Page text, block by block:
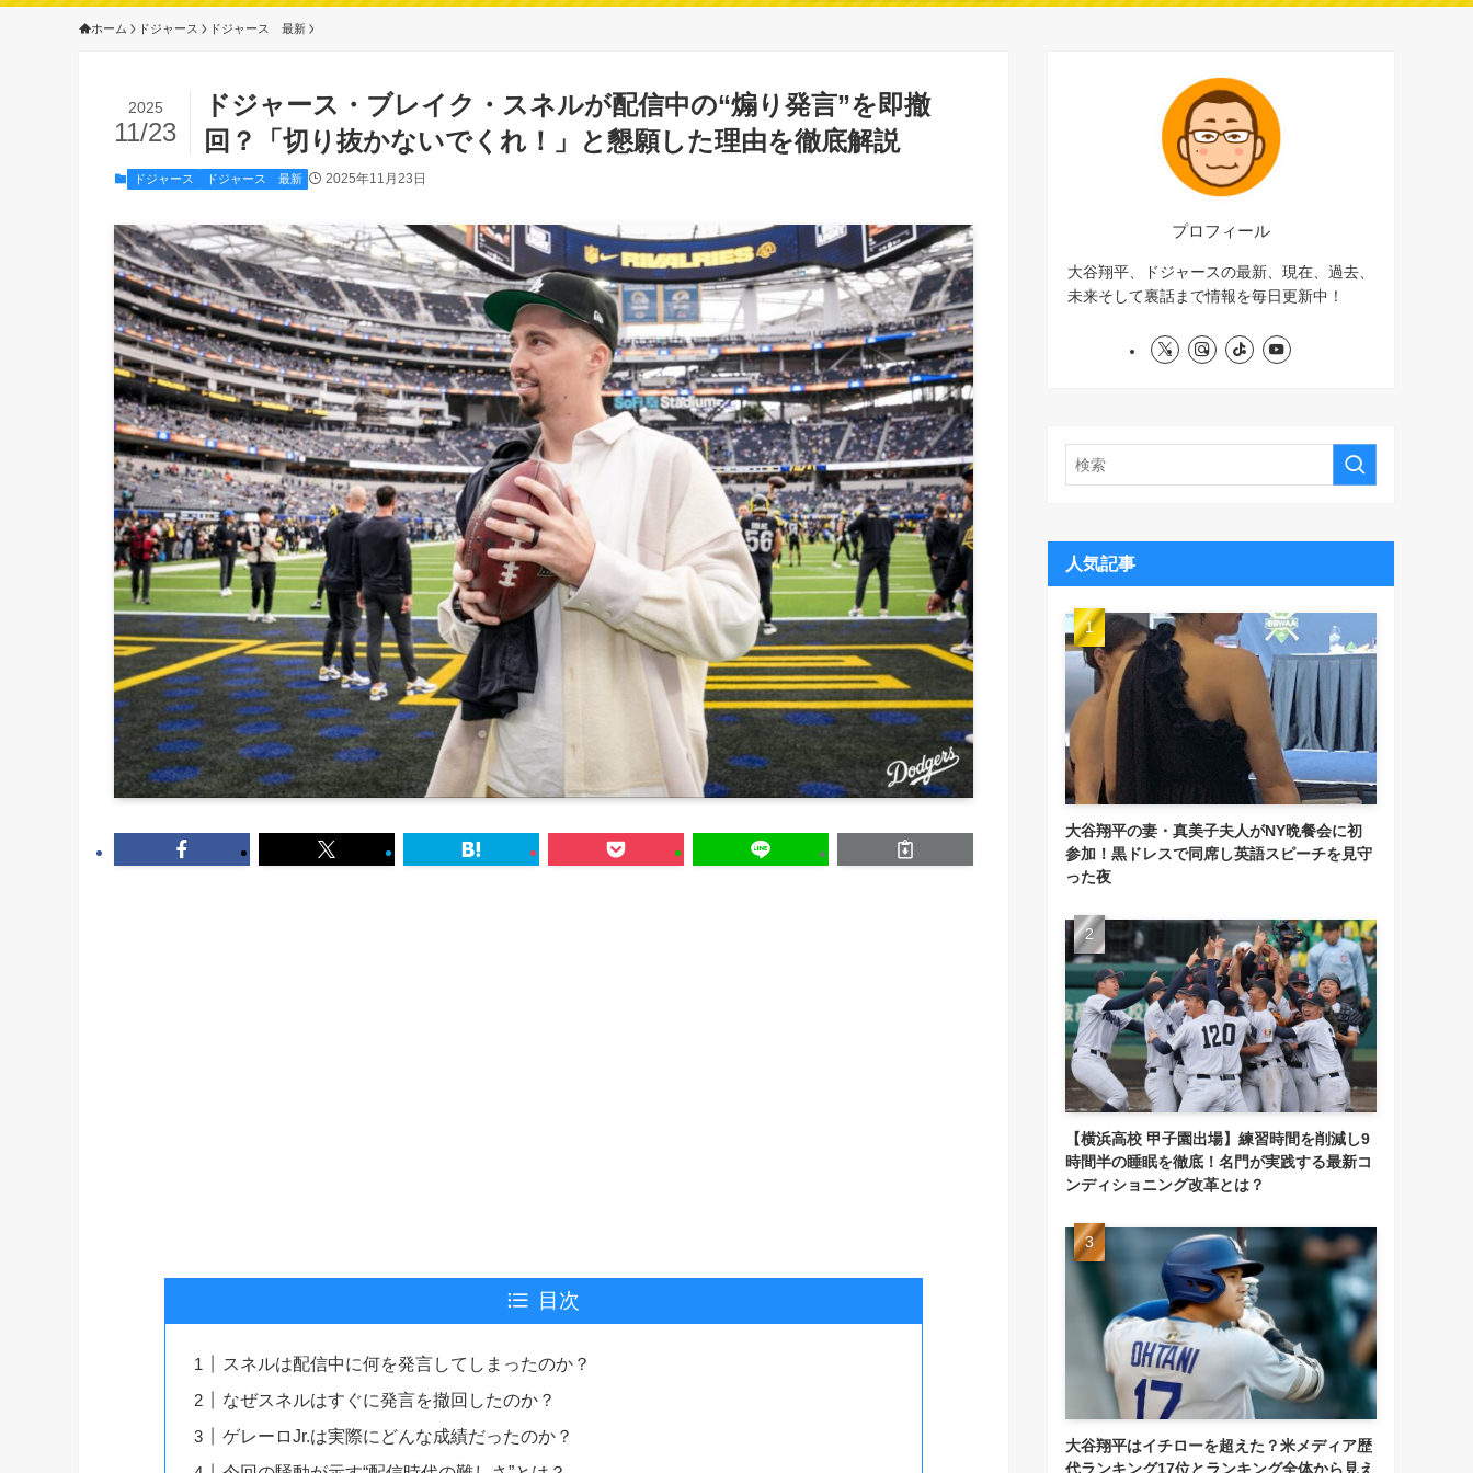
ホーム ドジャース ドジャース 最新
ドジャース・ブレイク・スネルが配信中の“煽り発言”を即撤
回？「切り抜かないでくれ！」と懇願した理由を徹底解説
2025
11/23
ドジャース ドジャース 最新 2025年11月23日
目次
スネルは配信中に何を発言してしまったのか？
なぜスネルはすぐに発言を撤回したのか？
ゲレーロJr.は実際にどんな成績だったのか？
プロフィール
大谷翔平、ドジャースの最新、現在、過去、
未来そして裏話まで情報を毎日更新中！
人気記事
大谷翔平の妻・真美子夫人がNY晩餐会に初
参加！黒ドレスで同席し英語スピーチを見守
った夜
【横浜高校 甲子園出場】練習時間を削減し9
時間半の睡眠を徹底！名門が実践する最新コ
ンディショニング改革とは？
大谷翔平はイチローを超えた？米メディア歴
代ランキング17位とランキング全体から見え